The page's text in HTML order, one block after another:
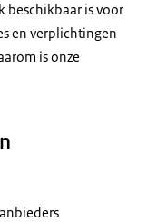
beschikbaar is voor
en verplichtingen
is onze